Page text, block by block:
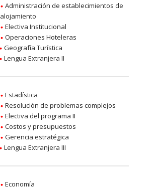
Administración de establecimientos de
alojamiento
Electiva Institucional
Operaciones Hoteleras
Geografía Turística
Lengua Extranjera II
Estadística
Resolución de problemas complejos
Electiva del programa II
Costos y presupuestos
Gerencia estratégica
Lengua Extranjera III
Economía